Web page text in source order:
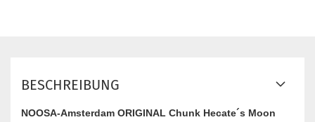
BESCHREIBUNG
NOOSA-Amsterdam ORIGINAL Chunk Hecate´s Moon